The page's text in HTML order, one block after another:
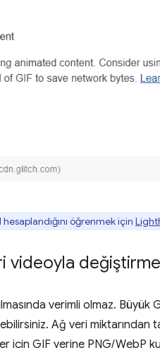
öğrenmek için
videoyla
verimli olmaz. Büyük
Ağ veri miktarından
için GIF yerine PNG/WebP